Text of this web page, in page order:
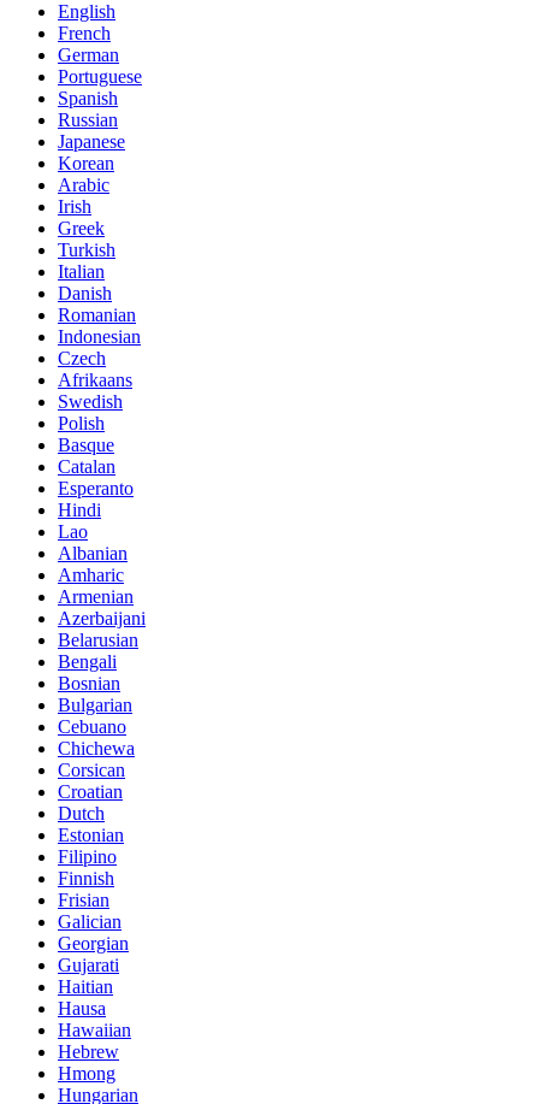
English
French
German
Portuguese
Spanish
Russian
Japanese
Korean
Arabic
Irish
Greek
Turkish
Italian
Danish
Romanian
Indonesian
Czech
Afrikaans
Swedish
Polish
Basque
Catalan
Esperanto
Hindi
Lao
Albanian
Amharic
Armenian
Azerbaijani
Belarusian
Bengali
Bosnian
Bulgarian
Cebuano
Chichewa
Corsican
Croatian
Dutch
Estonian
Filipino
Finnish
Frisian
Galician
Georgian
Gujarati
Haitian
Hausa
Hawaiian
Hebrew
Hmong
Hungarian